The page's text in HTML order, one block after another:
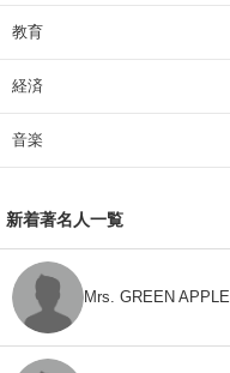
教育
経済
音楽
新着著名人一覧
Mrs. GREEN APPLE